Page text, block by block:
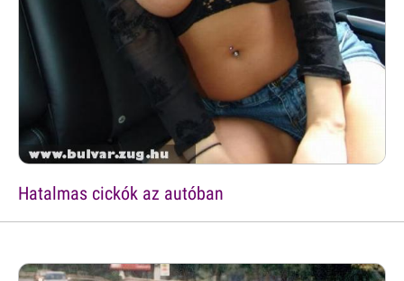
Hatalmas cickók az autóban